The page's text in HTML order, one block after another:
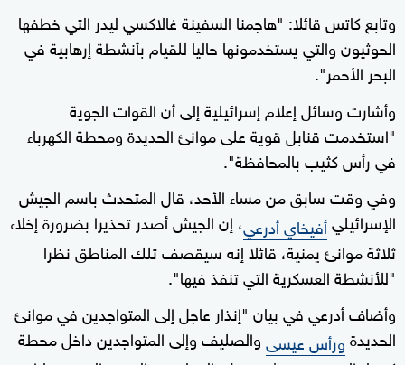
وتابع كاتس قائلا: "هاجمنا السفينة غالاكسي ليدر التي خطفها
الحوثيون والتي يستخدمونها حاليا للقيام بأنشطة إرهابية في
البحر الأحمر".
وأشارت وسائل إعلام إسرائيلية إلى أن القوات الجوية
"استخدمت قنابل قوية على موانئ الحديدة ومحطة الكهرباء
في رأس كثيب بالمحافظة".
وفي وقت سابق من مساء الأحد، قال المتحدث باسم الجيش
الإسرائيليأفيخاي أدرعي، إن الجيش أصدر تحذيرا بضرورة إخلاء
ثلاثة موانئ يمنية، قائلا إنه سيقصف تلك المناطق نظرا
"للأنشطة العسكرية التي تنفذ فيها".
وأضاف أدرعي في بيان "إنذار عاجل إلى المتواجدين في موانئ
الحديدةورأس عيسىوالصليف وإلى المتواجدين داخل محطة